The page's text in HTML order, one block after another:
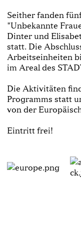
Seither fanden
"Unbekannte
Dinter und
statt. Die
Arbeitseinheiten
im Areal des
Die Aktivitäten
Programms statt
von der
Eintritt frei!